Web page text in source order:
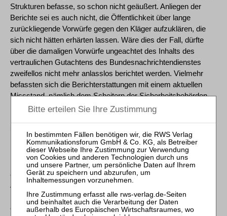
Strukturen befasse, so schon nicht geäußert. Anliegen der
Berichte sei es auch nicht, die Öffentlichkeit über lange
zurückliegende Vorwürfe gegen den Kläger aufzuklären, die
sich nicht hätten erhärten lassen. Wäre dies der Fall, dürfte
über die damaligen Vorwürfe ungeachtet des Inhalts des
vertraulichen Gutachtens des Bundesnachrichtendienstes
zweifellos nicht mehr anlasslos berichtet werden. Vielmehr
befassten sich die Berichterstattungen mit einem aktuellen
Missstand, nämlich dem Scheitern der Sicherheitsbehörden
bei gemeinsamen Ermittlungen gegen die armenische Mafia in
Kriminalität und Politik gerechnet würden. Dieser Sachverhalt
bilde den Ausgangspunkt und den Kern der Berichterstattung.
Die in der Begründung des BKA-Schreibens von 2018
angegebenen Hintergründe der Warnung vor der Annahme des
Angebots des Klägers würden von den Beklagten - wie auch
im Schreiben von 2018 selbst - unter ausdrücklichem Hinweis
auf deren Nichterweislichkeit mitgeteilt. Sie seien damit